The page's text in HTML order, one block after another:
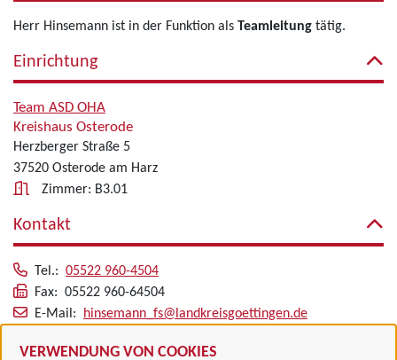
VERWENDUNG VON COOKIES
Herr Hinsemann ist in der Funktion als Teamleitung tätig.
Einrichtung
Team ASD OHA
Kreishaus Osterode
Herzberger Straße 5
37520 Osterode am Harz
Zimmer: B3.01
Kontakt
Tel.: 05522 960-4504
Fax: 05522 960-64504
E-Mail:
hinsemann_fs@landkreisgoettingen.de
Alle zugeordneten Einrichtungen